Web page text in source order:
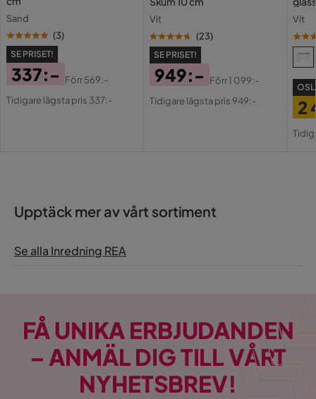
Sand
(3)
SE PRISET!
Pris
337:-
Original
Förr569:-
Tidigare lägsta pris 337:-
Vit
(23)
SE PRISET!
Pris
949:-
Original
Förr1 099:-
Tidigare lägsta pris 949:-
Vit
2
Upptäck mer av vårt sortiment
Se alla Inredning REA
FÅ UNIKA ERBJUDANDEN
– ANMÄL DIG TILL VÅRT
NYHETSBREV!